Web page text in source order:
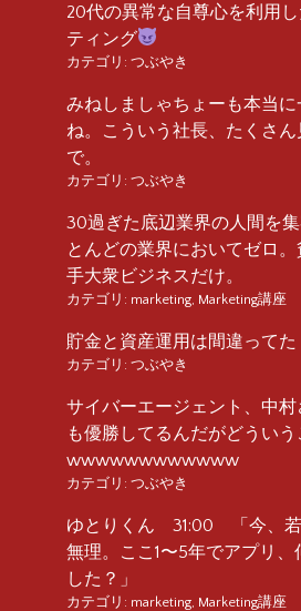
20代の異常な自尊心を利用
ティング
カテゴリ: つぶやき
みねしましゃちょーも本当
ね。こういう社長、たくさん
で。
カテゴリ: つぶやき
30過ぎた底辺業界の人間を
とんどの業界においてゼロ
手大衆ビジネスだけ。
カテゴリ: marketing Marketing講座
貯金と資産運用は間違って
カテゴリ: つぶやき
サイバーエージェント、中
も優勝してるんだがどういう
wwwwwwwwwwww
カテゴリ: つぶやき
ゆとりくん 31:00 「今、若
無理。ここ1〜5年でアプリ、
した？」
カテゴリ: marketing Marketing講座